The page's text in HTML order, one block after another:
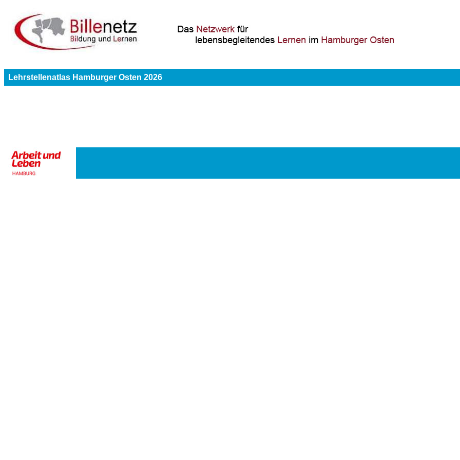
Lehrstellenatlas Hamburger Osten 2026